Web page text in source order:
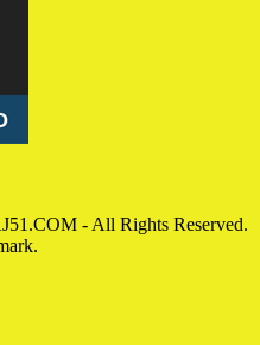
- All Rights Reserved.